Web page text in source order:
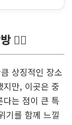
🚣‍♀️
상징적인 장소
지만, 이곳은 중
다는 점이 큰 특
기를 함께 느낄